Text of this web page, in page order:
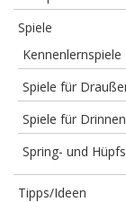
Spiele
Kennenlernspiele
Spiele für
Spiele für Drinnen
Spring- und
Tipps/Ideen